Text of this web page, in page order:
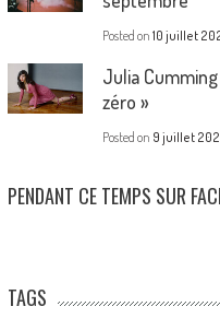
Posted on 10 juillet
Julia
zéro »
Posted on 9 juillet
PENDANT CE TEMPS SUR
TAGS